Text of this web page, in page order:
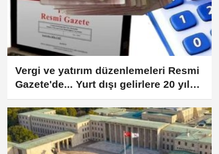
Vergi ve yatırım düzenlemeleri Resmi
Gazete'de... Yurt dışı gelirlere 20 yıl
vergi istisnası